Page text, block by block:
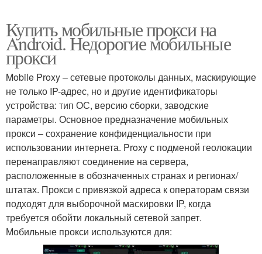
Купить мобильные прокси на
Android. Недорогие мобильные
прокси
Mobile Proxy – сетевые протоколы данных, маскирующие
не только IP-адрес, но и другие идентификаторы
устройства: тип ОС, версию сборки, заводские
параметры. Основное предназначение мобильных
прокси – сохранение конфиденциальности при
использовании интернета. Proxy с подменой геолокации
перенаправляют соединение на сервера,
расположенные в обозначенных странах и регионах/
штатах. Прокси с привязкой адреса к операторам связи
подходят для выборочной маскировки IP, когда
требуется обойти локальный сетевой запрет.
Мобильные прокси используются для: